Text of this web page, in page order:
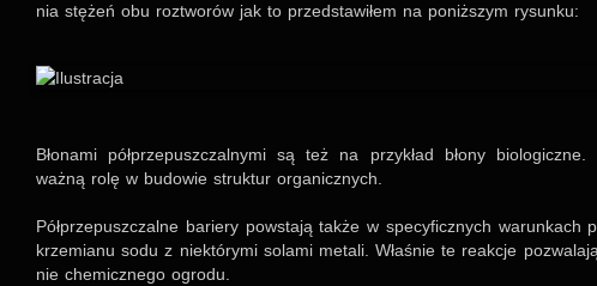
nia stężeń obu roz­two­rów jak to przed­sta­wi­łem na poniższym rysunku:
Bło­nami półp­rze­pusz­czal­nymi są też na przy­kład błony bio­lo­giczne.
ważną rolę w budo­wie struk­tur orga­nicz­nych.
Półp­rze­pusz­czalne bariery pow­stają także w spe­cy­ficz­nych warun­kach
krze­mianu sodu z niek­tórymi solami metali. Wła­śnie te reak­cje
nie che­micz­nego ogrodu.